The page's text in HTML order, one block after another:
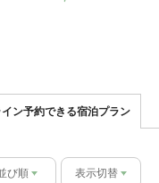
ン予約できる宿泊プラン
び順 表示切替